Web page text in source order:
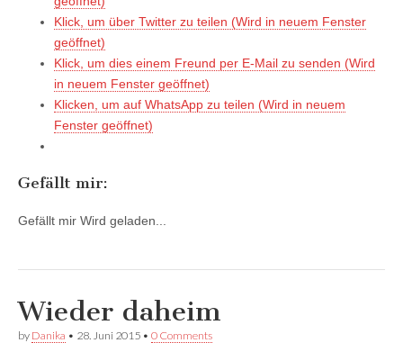
Klick, um über Twitter zu teilen (Wird in neuem Fenster
geöffnet)
Klick, um dies einem Freund per E-Mail zu senden (Wird
in neuem Fenster geöffnet)
Klicken, um auf WhatsApp zu teilen (Wird in neuem
Fenster geöffnet)
Gefällt mir:
Gefällt mir Wird geladen...
Wieder daheim
by Danika • 28. Juni 2015 • 0 Comments